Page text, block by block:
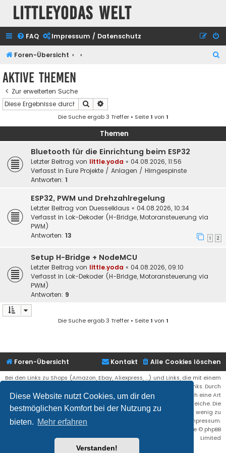
Diese Website nutzt Cookies, um dir den
bestmöglichen Komfort bei der Nutzung zu
bieten. Mehr erfahren
Verstanden!
Littleyodas Welt
FAQ Impressum / Datenschutz
Foren-Übersicht
Aktive Themen
Zur erweiterten Suche
Suche
Die Suche ergab 3 Treffer • Seite1 von 1
Themen
Bluetooth für die Einrichtung beim ESP32
Letzter Beitrag von little.yoda « 04.08.2026, 11:56
Verfasst in Eure Projekte / Anlagen / Hirngespinste
Antworten: 1
ESP32, PWM und Drehzahlregelung
Letzter Beitrag von Duesselklaus « 04.08.2026, 10:34
Verfasst in Lok-Dekoder (H-Bridge, Motoransteuerung via
PWM)
Antworten: 13 1 2
Setup H-Bridge + NodeMCU
Letzter Beitrag von little.yoda « 04.08.2026, 09:10
Verfasst in Lok-Dekoder (H-Bridge, Motoransteuerung via
PWM)
Antworten: 9
Die Suche ergab 3 Treffer • Seite1 von 1
Foren-Übersicht Alle Cookies löschen
Kontakt
Bei den Links zu Shops (Amazon, Ebay, Aliexpress, ...) und Links, die mit einem
Stern (*) markiert sind, kann es sich um sogenannte Affiliate Links. Durch
den Kauf eines Produktes über einen Affiliate Link erhälte ich eine Art
Umsatzbeteiligung gutgeschrieben. Für euch bleibt der Preis der gleiche. Die
Einnahmen helfen die Hostgebühren für diese Webseite ein wenig zu
reduzieren. Siehe auch das Impressum.
® Forum Software © phpBB
Limited